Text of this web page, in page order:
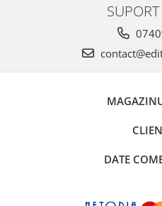
DATE